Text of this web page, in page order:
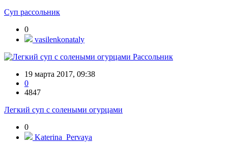
Суп рассольник
0
vasilenkonataly
Рассольник
19 марта 2017, 09:38
0
4847
Легкий суп с солеными огурцами
0
Katerina_Pervaya